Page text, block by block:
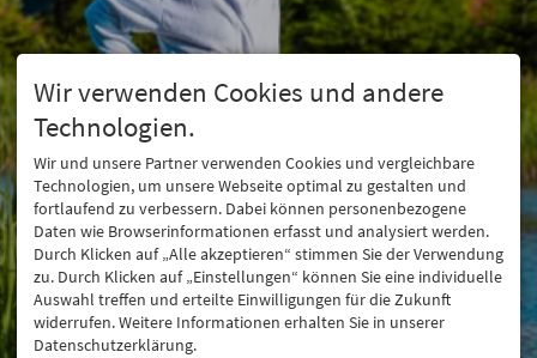
Wir verwenden Cookies und andere
Technologien.
Wir und unsere Partner verwenden Cookies und vergleichbare
Technologien, um unsere Webseite optimal zu gestalten und
fortlaufend zu verbessern. Dabei können personenbezogene
Daten wie Browserinformationen erfasst und analysiert werden.
Durch Klicken auf „Alle akzeptieren“ stimmen Sie der Verwendung
zu. Durch Klicken auf „Einstellungen“ können Sie eine individuelle
Auswahl treffen und erteilte Einwilligungen für die Zukunft
widerrufen. Weitere Informationen erhalten Sie in unserer
Datenschutzerklärung.